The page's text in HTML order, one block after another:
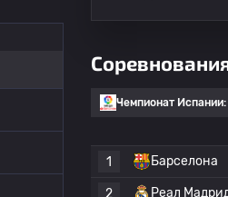
Чемпионат
1
Барселона
2 Реал